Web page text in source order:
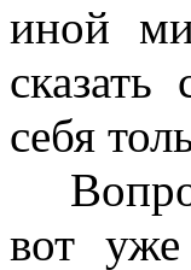
иной
себя
вот